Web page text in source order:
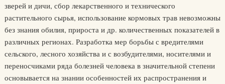
зверей и дичи, сбор лекарственного и технического
растительного сырья, использование кормовых трав невозможны
без знания обилия, прироста и др. количественных показателей в
различных регионах. Разработка мер борьбы с вредителями
сельского, лесного хозяйства и с возбудителями, носителями и
переносчиками ряда болезней человека в значительной степени
основывается на знании особенностей их распространения и